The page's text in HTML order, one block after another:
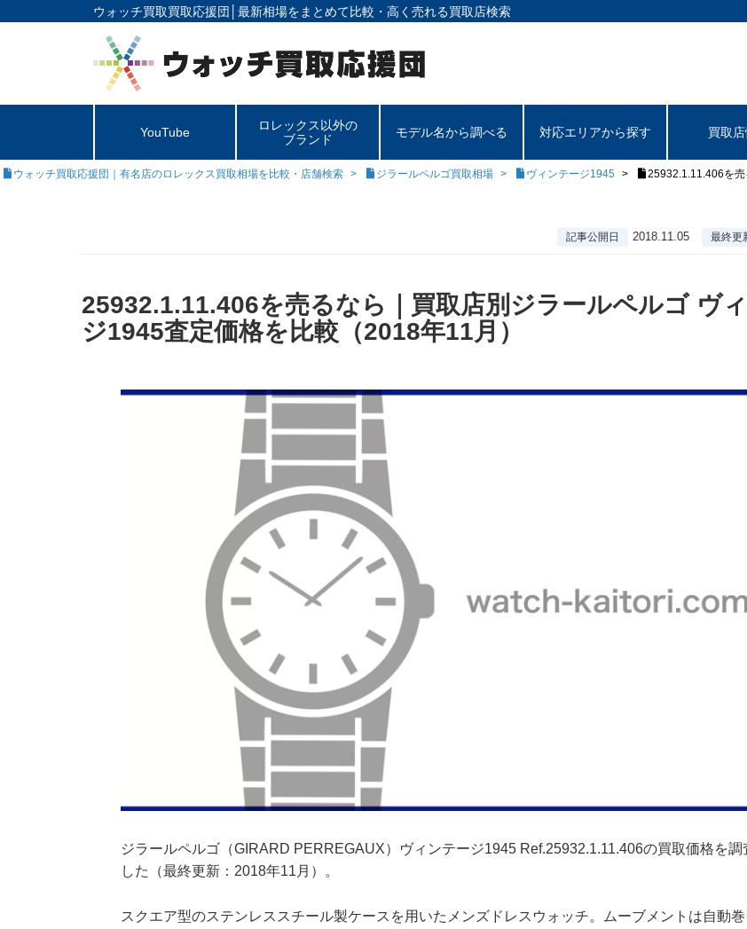
ウォッチ買取買取応援団│ 最新相場をまとめて比較・高く売れる買取店検索
YouTube
ロレックス以外の
ブランド
モデル名から調べる 対応エリアから探す 買取
ウォッチ買取応援団｜有名店のロレックス買取相場を比較・店舗検索 ジラールペルゴ買取相場 ヴィンテージ1945 25932.1.11.406を売
記事公開日 2018.11.05 最終更
25932.1.11.406を売るなら｜買取店別ジラールペルゴ ヴ
ジ1945査定価格を比較（2018年11月）
ジラールペルゴ（GIRARD PERREGAUX）ヴィンテージ1945 Ref.25932.1.11.406の買取価格を調
した（最終更新：2018年11月）。
スクエア型のステンレススチール製ケースを用いたメンズドレスウォッチ。ムーブメントは自動